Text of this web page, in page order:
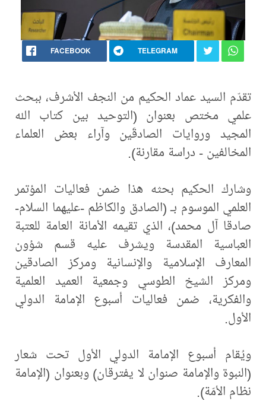
FACEBOOK TELEGRAM
تقدّم السيد عماد الحكيم من النجف الأشرف، ببحث
علمي مختص بعنوان (التوحيد بين كتاب الله
المجيد وروايات الصادقَين وآراء بعض العلماء
المخالفين - دراسة مقارنة).
وشارك الحكيم بحثه هذا ضمن فعاليات المؤتمر
العلمي الموسوم بـ (الصادق والكاظم -عليهما السلام-
صادقا آل محمد)، الذي تقيمه الأمانة العامة للعتبة
العباسية المقدسة ويشرف عليه قسم شؤون
المعارف الإسلامية والإنسانية ومركز الصادقين
ومركز الشيخ الطوسي وجمعية العميد العلمية
والفكرية، ضمن فعاليات أسبوع الإمامة الدولي
الأول.
ويُقام أسبوع الإمامة الدولي الأول تحت شعار
(النبوة والإمامة صنوان لا يفترقان) وبعنوان (الإمامة
نظام الأمّة).